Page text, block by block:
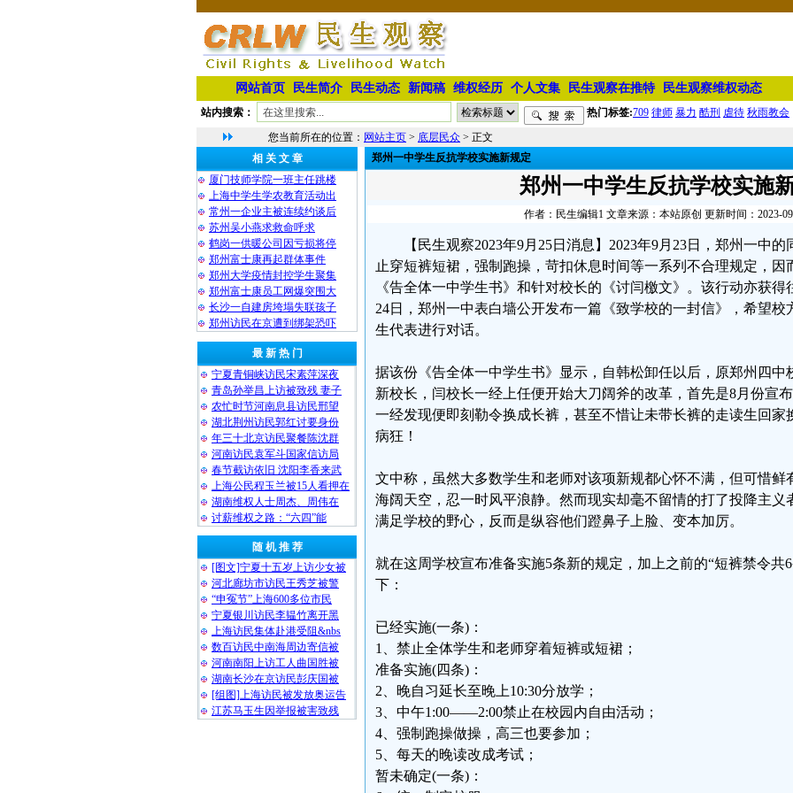
网站首页 民生简介 民生动态 新闻稿 维权经历 个人文集 民生观察在推特 民生观察维权动态
站内搜索： 热门标签:709 律师 暴力 酷刑 虐待 秋雨教会
您当前所在的位置： 网站主页 > 底层民众 > 正文
相 关 文 章
厦门技师学院一班主任跳楼
上海中学生学农教育活动出
常州一企业主被连续约谈后
苏州吴小燕求救命呼求
鹤岗一供暖公司因亏损将停
郑州富士康再起群体事件
郑州大学疫情封控学生聚集
郑州富士康员工网爆突围大
长沙一自建房垮塌失联孩子
郑州访民在京遭到绑架恐吓
最 新 热 门
宁夏青铜峡访民宋素萍深夜
青岛孙举昌上访被致残 妻子
农忙时节河南息县访民邢望
湖北荆州访民郭红讨要身份
年三十北京访民聚餐陈沈群
河南访民袁军斗国家信访局
春节截访依旧 沈阳李香来武
上海公民程玉兰被15人看押在
湖南维权人士周杰、周伟在
讨薪维权之路：“六四”能
随 机 推 荐
[图文]宁夏十五岁上访少女被
河北廊坊市访民王秀芝被警
“申冤节”上海600多位市民
宁夏银川访民李韫竹离开黑
上海访民集体赴港受阻&nbs
数百访民中南海周边寄信被
河南南阳上访工人曲国胜被
湖南长沙在京访民彭庆国被
[组图]上海访民被发放奥运告
江苏马玉生因举报被害致残
郑州一中学生反抗学校实施新规定
郑州一中学生反抗学校实施
作者：民生编辑1 文章来源：本站原创 更新时间：2023-
【民生观察2023年9月25日消息】2023年9月23日，郑州一中
止穿短裤短裙，强制跑操，苛扣休息时间等一系列不合理规定，
《告全体一中学生书》和针对校长的《讨闫檄文》。该行动亦获
24日，郑州一中表白墙公开发布一篇《致学校的一封信》，希望
生代表进行对话。
据该份《告全体一中学生书》显示，自韩松卸任以后，原郑州四中
新校长，闫校长一经上任便开始大刀阔斧的改革，首先是8月份宣
一经发现便即刻勒令换成长裤，甚至不惜让未带长裤的走读生回家
病狂！
文中称，虽然大多数学生和老师对该项新规都心怀不满，但可惜鲜
海阔天空，忍一时风平浪静。然而现实却毫不留情的打了投降主义
满足学校的野心，反而是纵容他们蹬鼻子上脸、变本加厉。
就在这周学校宣布准备实施5条新的规定，加上之前的“短裤禁令共
下：
已经实施(一条)：
1、禁止全体学生和老师穿着短裤或短裙；
准备实施(四条)：
2、晚自习延长至晚上10:30分放学；
3、中午1:00——2:00禁止在校园内自由活动；
4、强制跑操做操，高三也要参加；
5、每天的晚读改成考试；
暂未确定(一条)：